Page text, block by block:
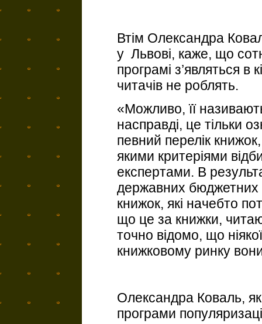
Втім Олександра
у Львові, каже, що
програмі з’являться в
читачів не роблять.
«Можливо, її
насправді, це тільки
певний перелік
якими критеріями
експертами. В
державних бюджетних
книжок, які начебто
що це за книжки,
точно відомо, що
книжковому ринку
Олександра Коваль,
програми